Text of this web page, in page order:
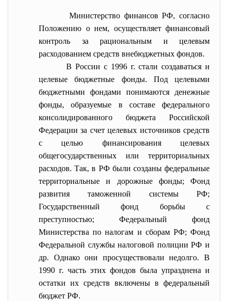
Министерство финансов РФ, согласно
Положению о нем, осуществляет финансовый
контроль за рациональным и целевым
расходованием средств внебюджетных фондов.
В России с 1996 г. стали создаваться и
целевые бюджетные фонды. Под целевыми
бюджетными фондами понимаются денежные
фонды, образуемые в составе федерального
консолидированного бюджета Российской
Федерации за счет целевых источников средств
с целью финансирования целевых
общегосударственных или территориальных
расходов. Так, в РФ были созданы федеральные
территориальные и дорожные фонды; Фонд
развития таможенной системы РФ;
Государственный фонд борьбы с
преступностью; Федеральный фонд
Министерства по налогам и сборам РФ; Фонд
Федеральной службы налоговой полиции РФ и
др. Однако они просуществовали недолго. В
1990 г. часть этих фондов была упразднена и
остатки их средств включены в федеральный
бюджет РФ.